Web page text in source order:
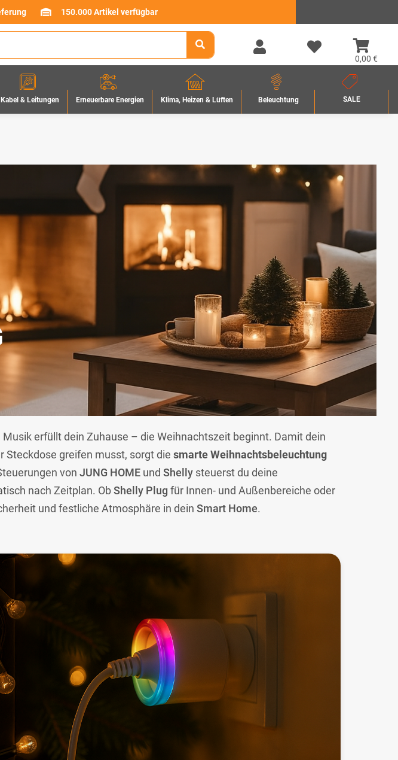
150.000 Artikel verfügbar
0,00 €
Kabel & Leitungen Erneuerbare Energien Klima, Heizen & Lüften Beleuchtung SALE
erfüllt dein Zuhause – die Weihnachtszeit beginnt. Damit dein
Steckdose greifen musst, sorgt die smarte Weihnachtsbeleuchtung
von JUNG HOME und Shelly steuerst du deine
nach Zeitplan. ObShelly Plug für Innen- und Außenbereiche oder
und festliche Atmosphäre in dein Smart Home.